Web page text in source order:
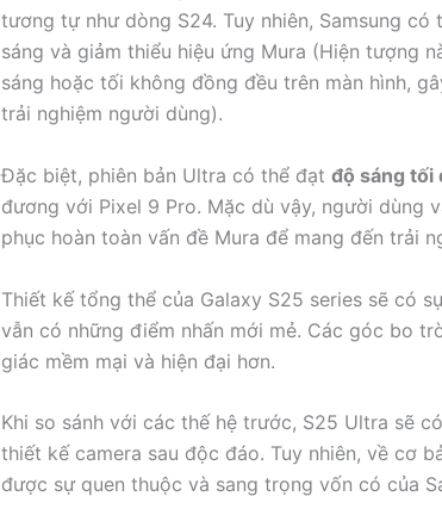
tương tự như dòng S24. Tuy nhiên, Samsung
sáng và giảm thiểu hiệu ứng Mura (Hiện tượng
sáng hoặc tối không đồng đều trên màn hình,
trải nghiệm người dùng).
Đặc biệt, phiên bản Ultra có thể đạt độ sáng tối
đương với Pixel 9 Pro. Mặc dù vậy, người dùng
phục hoàn toàn vấn đề Mura để mang đến trải
Thiết kế tổng thể của Galaxy S25 series sẽ có
vẫn có những điểm nhấn mới mẻ. Các góc bo
giác mềm mại và hiện đại hơn.
Khi so sánh với các thế hệ trước, S25 Ultra sẽ
thiết kế camera sau độc đáo. Tuy nhiên, về cơ
được sự quen thuộc và sang trọng vốn có của